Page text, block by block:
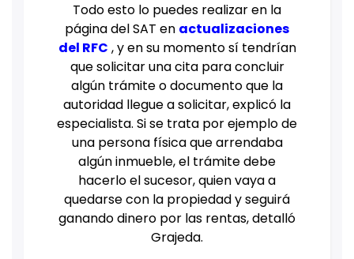
Todo esto lo puedes realizar en la
página del SAT en actualizaciones
del RFC , y en su momento sí tendrían
que solicitar una cita para concluir
algún trámite o documento que la
autoridad llegue a solicitar, explicó la
especialista. Si se trata por ejemplo de
una persona física que arrendaba
algún inmueble, el trámite debe
hacerlo el sucesor, quien vaya a
quedarse con la propiedad y seguirá
ganando dinero por las rentas, detalló
Grajeda.